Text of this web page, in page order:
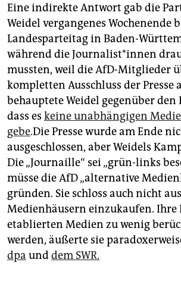
Eine indirekte Antwort gab die
Weidel vergangenes Wochenende
Landesparteitag in Baden-
während die Jour­na­lis­t*in­nen
mussten, weil die AfD-Mitglieder
kompletten Ausschluss der Presse
behauptete Weidel gegenüber
dass es keine unabhängigen
gebe.Die Presse wurde am Ende
ausgeschlossen, aber Weidels
Die „Journaille“ sei „grün-links
müsse die AfD „alternative
gründen. Sie schloss auch nicht
Medienhäusern einzukaufen. Ihre
etablierten Medien zu wenig
werden, äußerte sie
dpa unddem SWR.